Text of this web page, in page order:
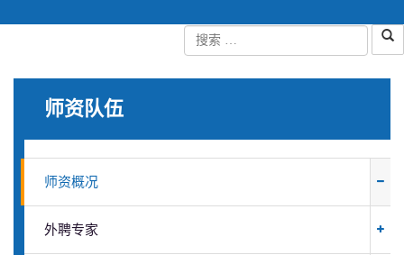
师资队伍
师资概况
外聘专家